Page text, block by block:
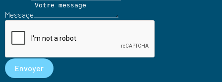
E-
Message
Envoyer